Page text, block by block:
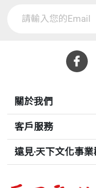
關於我們
客戶服務
遠見‧天下文化事業